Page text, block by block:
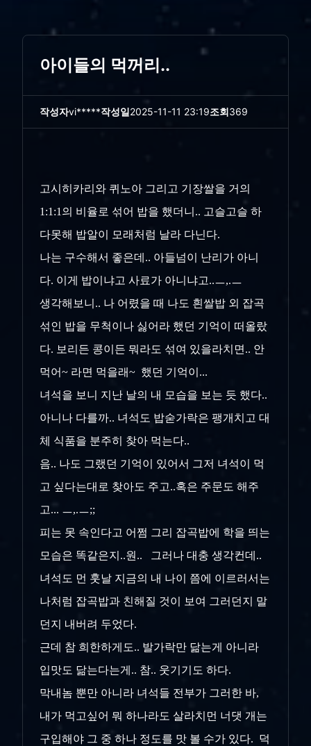
아이들의 먹꺼리..
작성자vi*****작성일2025-11-11 23:19조회369
고시히카리와 퀴노아 그리고 기장쌀을 거의
1:1:1의 비율로 섞어 밥을 했더니.. 고슬고슬 하
다못해 밥알이 모래처럼 날라 다닌다.
나는 구수해서 좋은데.. 아들넘이 난리가 아니
다. 이게 밥이냐고 사료가 아니냐고..ㅡ,.ㅡ
생각해보니.. 나 어렸을 때 나도 흰쌀밥 외 잡곡
섞인 밥을 무척이나 싫어라 했던 기억이 떠올랐
다. 보리든 콩이든 뭐라도 섞여 있을라치면.. 안
먹어~ 라면 먹을래~ 했던 기억이...
녀석을 보니 지난 날의 내 모습을 보는 듯 했다..
아니나 다를까.. 녀석도 밥숟가락은 팽개치고 대
체 식품을 분주히 찾아 먹는다..
음.. 나도 그랬던 기억이 있어서 그저 녀석이 먹
고 싶다는대로 찾아도 주고..혹은 주문도 해주
고... ㅡ,.ㅡ;;
피는 못 속인다고 어쩜 그리 잡곡밥에 학을 띄는
모습은 똑같은지..원.. 그러나 대충 생각컨데..
녀석도 먼 훗날 지금의 내 나이 쯤에 이르러서는
나처럼 잡곡밥과 친해질 것이 보여 그러던지 말
던지 내버려 두었다.
근데 참 희한하게도.. 발가락만 닮는게 아니라
입맛도 닮는다는게.. 참.. 웃기기도 하다.
막내놈 뿐만 아니라 녀석들 전부가 그러한 바,
내가 먹고싶어 뭐 하나라도 살라치먼 너댓 개는
구입해야 그 중 하나 정도를 맛 볼 수가 있다. 덕